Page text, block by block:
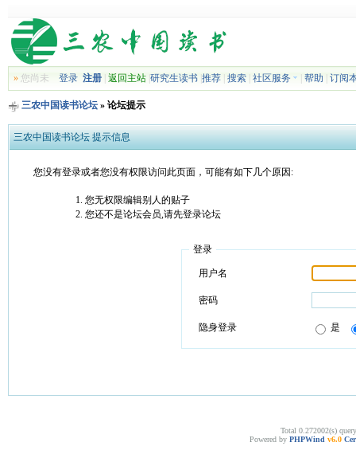
»您尚未 登录 注册| 返回主站| 研究生读书| 推荐| 搜索| 社区服务 帮助 订阅
三农中国读书论坛» 论坛提示
三农中国读书论坛 提示信息
您没有登录或者您没有权限访问此页面，可能有如下几个原因:
您无权限编辑别人的贴子
您还不是论坛会员,请先登录论坛
登录
用户名
密码
隐身登录 是
Total 0.272002(s)
Powered by PHPWind v6.0